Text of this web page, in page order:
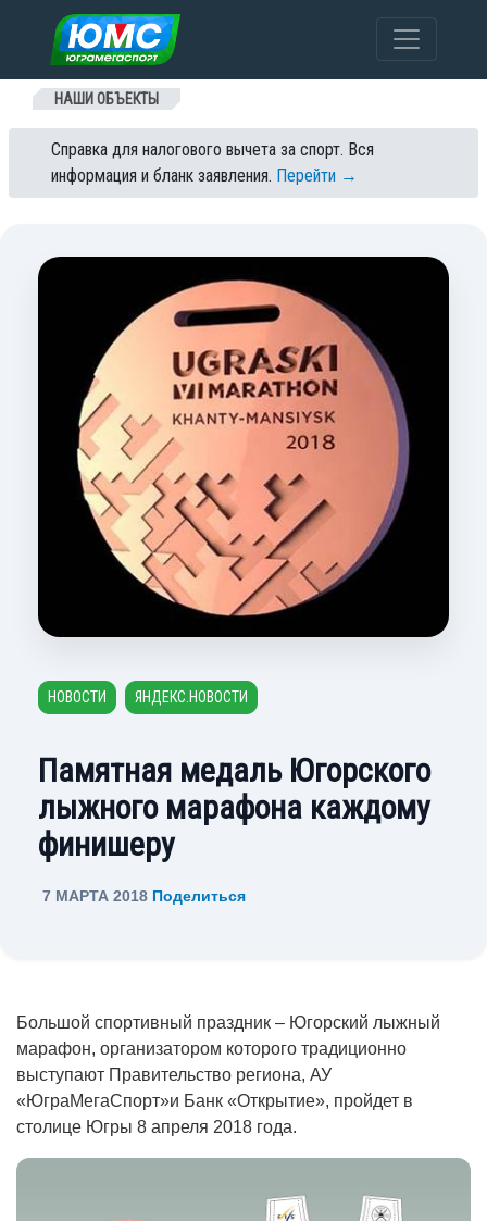
Перейти к содержанию
НАШИ ОБЪЕКТЫ
Справка для налогового вычета за спорт. Вся
информация и бланк заявления. Перейти →
НОВОСТИ ЯНДЕКС.НОВОСТИ
Памятная медаль Югорского
лыжного марафона каждому
финишеру
7 МАРТА 2018 Поделиться
Большой спортивный праздник – Югорский лыжный
марафон, организатором которого традиционно
выступают Правительство региона, АУ
«ЮграМегаСпорт»и Банк «Открытие», пройдет в
столице Югры 8 апреля 2018 года.